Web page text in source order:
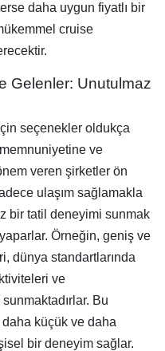
daha uygun fiyatlı bir
cruise
Gelenler: Unutulmaz
seçenekler oldukça
ve
veren şirketler ön
ulaşım sağlamakla
bir tatil deneyimi sunmak
Örneğin, geniş ve
dünya standartlarında
ve
Bu
küçük ve daha
bir deneyim sağlar.